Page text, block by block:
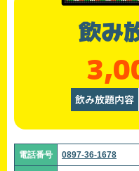
飲み
飲み放題内容
電話番号 0897-36-1678